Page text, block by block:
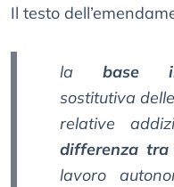
Il testo
la base
sostitutiva
relative
differenza tra
lavoro